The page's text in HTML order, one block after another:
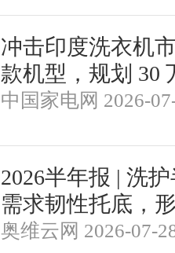
冲击印度洗衣机
款机型，规划 30
中国家电网 2026-
2026半年报 | 洗
需求韧性托底，
奥维云网 2026-07-